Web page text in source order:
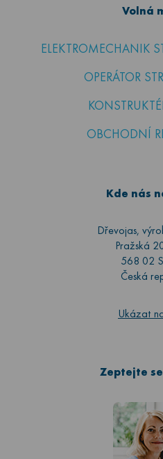
Volná
ELEKTROMECHANIK
OPERÁTOR
OBCHODNÍ
Kde nás
Dřevojas,
Pražská
568 02
Česká
Ukázat
Zeptejte